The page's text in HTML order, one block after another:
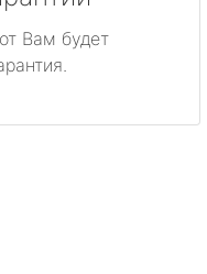
Вам будет